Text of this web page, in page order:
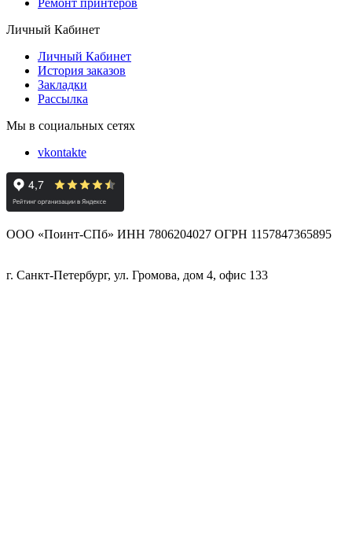
Личный Кабинет
Личный Кабинет
История заказов
Закладки
Рассылка
Мы в социальных сетях
vkontakte
ООО «Поинт-СПб» ИНН 7806204027 ОГРН 1157847365895
г. Санкт-Петербург, ул. Громова, дом 4, офис 133